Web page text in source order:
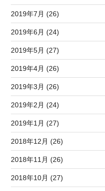
2019年7月 (26)
2019年6月 (24)
2019年5月 (27)
2019年4月 (26)
2019年3月 (26)
2019年2月 (24)
2019年1月 (27)
2018年12月 (26)
2018年11月 (26)
2018年10月 (27)